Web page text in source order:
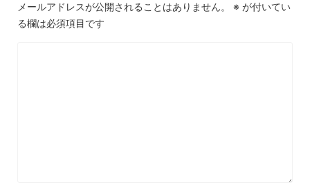
メールアドレスが公開されることはありません。 ※ が付いてい
る欄は必須項目です